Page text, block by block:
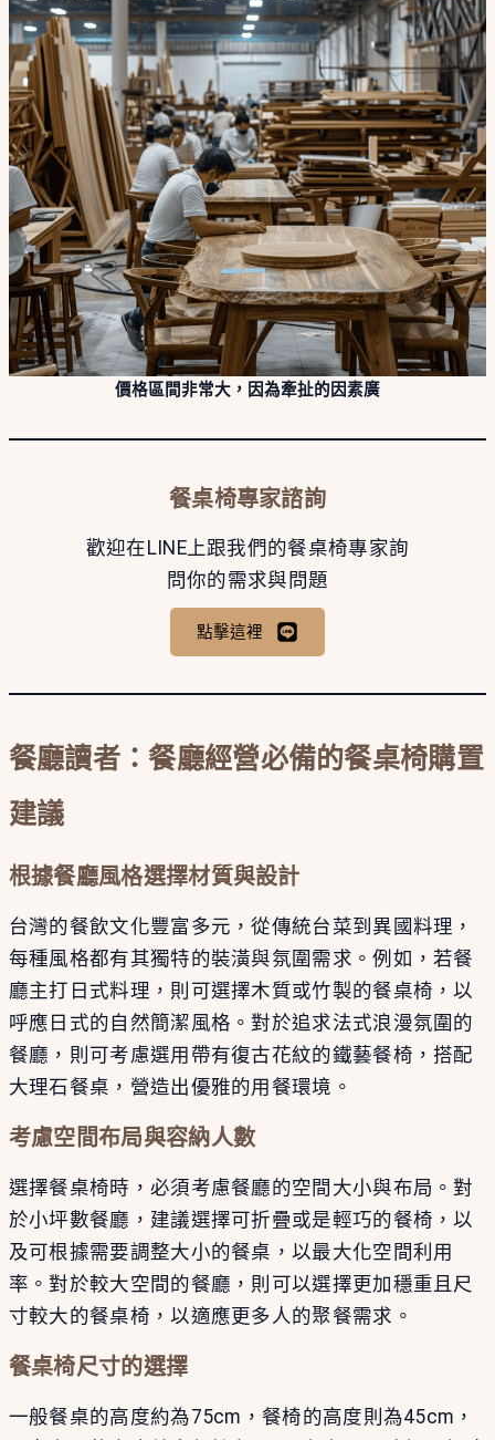
價格區間非常大，因為牽扯的因素廣
餐桌椅專家諮詢
歡迎在LINE上跟我們的餐桌椅專家詢
問你的需求與問題
點擊這裡
餐廳讀者：餐廳經營必備的餐桌椅購置
建議
根據餐廳風格選擇材質與設計
台灣的餐飲文化豐富多元，從傳統台菜到異國料理，
每種風格都有其獨特的裝潢與氛圍需求。例如，若餐
廳主打日式料理，則可選擇木質或竹製的餐桌椅，以
呼應日式的自然簡潔風格。對於追求法式浪漫氛圍的
餐廳，則可考慮選用帶有復古花紋的鐵藝餐椅，搭配
大理石餐桌，營造出優雅的用餐環境。
考慮空間布局與容納人數
選擇餐桌椅時，必須考慮餐廳的空間大小與布局。對
於小坪數餐廳，建議選擇可折疊或是輕巧的餐椅，以
及可根據需要調整大小的餐桌，以最大化空間利用
率。對於較大空間的餐廳，則可以選擇更加穩重且尺
寸較大的餐桌椅，以適應更多人的聚餐需求。
餐桌椅尺寸的選擇
一般餐桌的高度約為75cm，餐椅的高度則為45cm，